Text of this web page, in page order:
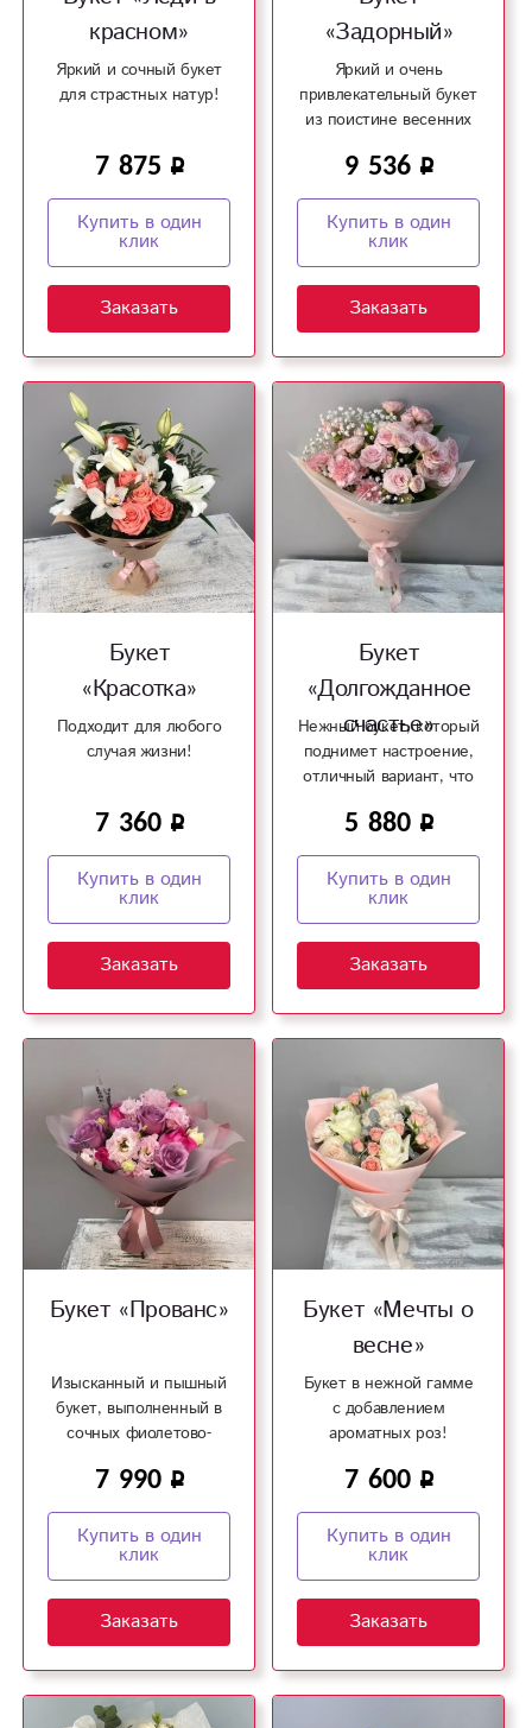
красном»
Яркий и сочный букет
для страстных натур!
7 875
Купить в один
клик
Заказать
«Задорный»
Яркий и очень
привлекательный букет
из поистине весенних
9 536
Купить в один
клик
Заказать
Букет
«Красотка»
Подходит для любого
случая жизни!
7 360
Купить в один
клик
Заказать
Букет
«Долгожданное
счастье»
Нежный букет, который
поднимет настроение,
отличный вариант, что
впечатление!
5 880
Купить в один
клик
Заказать
Букет «Прованс»
Изысканный и пышный
букет, выполненный в
сочных фиолетово-
7 990
Купить в один
клик
Заказать
Букет «Мечты о
весне»
Букет в нежной гамме
с добавлением
ароматных роз!
7 600
Купить в один
клик
Заказать